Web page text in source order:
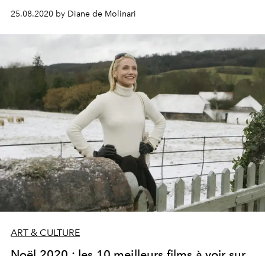
plus populaire des festivals, voici 6 films et séries 100%
belges à visionner sur la plateforme.
25.08.2020 by Diane de Molinari
ART & CULTURE